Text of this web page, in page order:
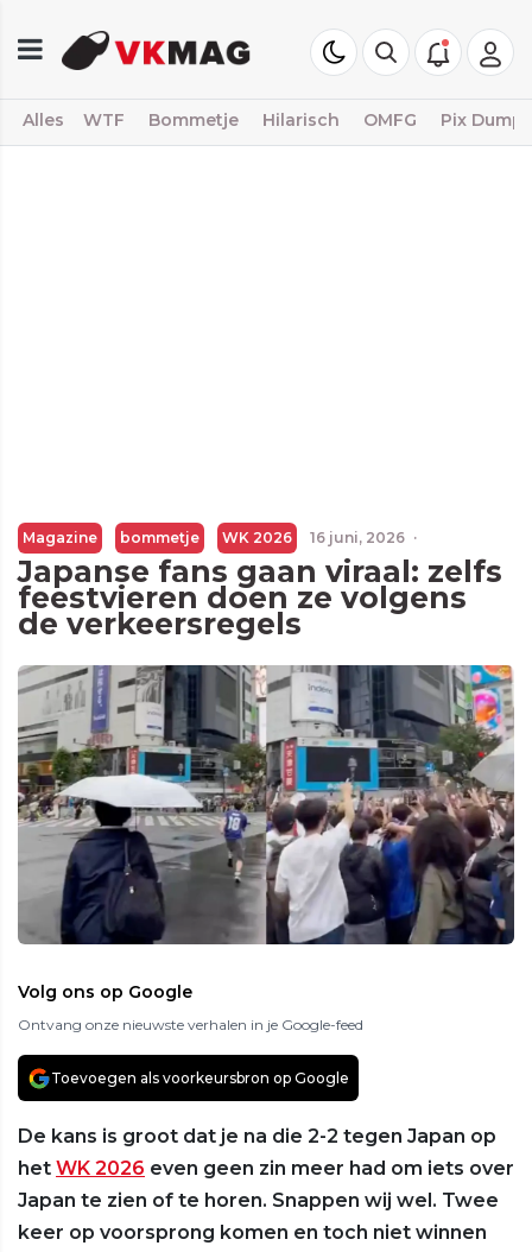
Alles WTF Bommetje Hilarisch OMFG Pix Dump
Magazine bommetje WK 2026 16 juni, 2026 ·
Japanse fans gaan viraal: zelfs
feestvieren doen ze volgens
de verkeersregels
Volg ons op Google
Ontvang onze nieuwste verhalen in je Google-feed
Toevoegen als voorkeursbron op Google
De kans is groot dat je na die 2-2 tegen Japan op
het WK 2026 even geen zin meer had om iets over
Japan te zien of te horen. Snappen wij wel. Twee
keer op voorsprong komen en toch niet winnen